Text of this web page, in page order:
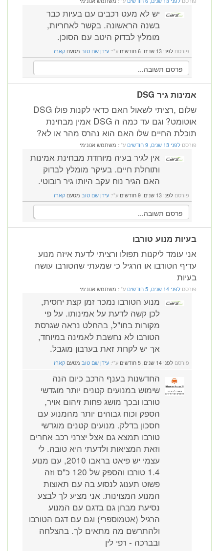
יש לא מעט רכבים עם בעיות כבר
בשנה הראשונה. בקשר לאחריות,
מומלץ לבדוק היטב עם הסוכן.
פורסם לפני 13 שנים, 6 חודשים ע"י: עידן שם טוב מטעם קארז
אמינות גיר DSG
שלום ,רציתי לשאול האם כדאי לקנות פולו DSG
אוטומט? וגם עד כמה ה DSG אמין מבחינת
תוכלת החיים שלו האם הוא נהרס מהר או לא?
פורסם לפני 13 שנים, 9 חודשים ע"י: משתמש אנונימי
אין לגיר בעיה מיוחדת מבחינת אמינות
ותוחלת חיים. בעיקר מומלץ לבדוק
האם הגיר נוח עקב היותו גיר רובוטי.
פורסם לפני 13 שנים, 9 חודשים ע"י: עידן שם טוב מטעם קארז
בעיות מנוע טורבו
אני עומד ליקנות תפולו ורציתי לדעת איזה מנוע
עדיף הטורבו או הרגיל כי שמעתי שהטורבו עושה
בעיות
פורסם לפני 14 שנים, 5 חודשים ע"י: משתמש אנונימי
מנוע הטורבו נמכר זמן קצת יחסית,
לכן קשה לדעת על אמינותו. על פי
מקורות בחו"ל, בהחלט נראה שגרסת
הטורבו לא נחשבת לאמינה במיוחד,
אך יש לקחת זאת בערבון מוגבל.
פורסם לפני 14 שנים, 5 חודשים ע"י: עידן שם טוב מטעם קארז
החדשנות בענף הרכב כיום הנה
שימוש במנועים קטנים יותר מוגדשי
טורבו ובכך מושג פחות זיהום אויר,
הספק וכוח גבוהים יותר מהמנוע עם
חסכון בדלק. מנועים קטנים מוגדשי
טורבו תמצא גם אצל יצרני רכב אחרים
וזאת המציאות ולדעתי היא טובה. לי
עצמי יש פיאט בראבו 2010, עם מנוע
1.4 טורבו והספק של 120 כ"ס וזה
פשוט תענוג לנסוע בה עם תאוצות
המנוע המצוינות. אני מציע לך לבצע
נסיעת מבחן גם בדגם עם המנוע
הרגיל (אטמוספרי) וגם עם דגם הטורבו
ולהתרשם מה מתאים לך. בהצלחה
ובברכה - רפי לין